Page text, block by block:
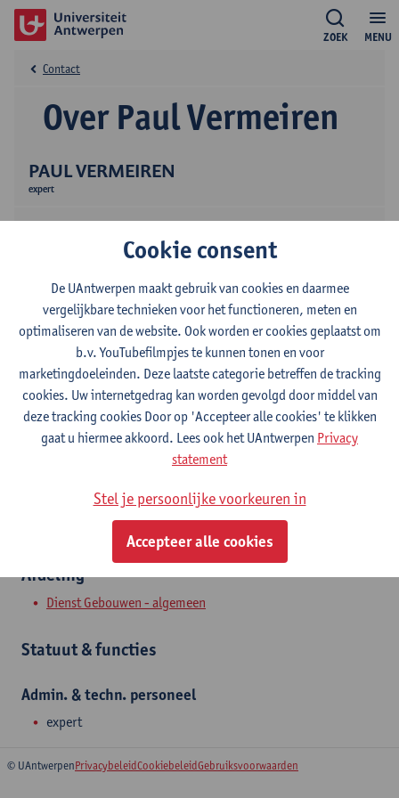
MENU
ZOEK
PAUL VERMEIREN
expert
Over Paul Vermeiren
Contact
Contact
Stadscampus
Toon e-mailadres
Tel.+3232659592,+32473336218
2000 Antwerpen, BEL
Afdeling
Dienst Gebouwen - algemeen
Statuut & functies
Admin. & techn. personeel
expert
© UAntwerpenPrivacybeleidCookiebeleidGebruiksvoorwaarden
Cookie consent
De UAntwerpen maakt gebruik van cookies en daarmee
vergelijkbare technieken voor het functioneren, meten en
optimaliseren van de website. Ook worden er cookies geplaatst om
b.v. YouTubefilmpjes te kunnen tonen en voor
marketingdoeleinden. Deze laatste categorie betreffen de tracking
cookies. Uw internetgedrag kan worden gevolgd door middel van
deze tracking cookies Door op 'Accepteer alle cookies' te klikken
gaat u hiermee akkoord. Lees ook het UAntwerpen Privacy
statement
Stel je persoonlijke voorkeuren in
Accepteer alle cookies